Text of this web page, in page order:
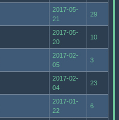
2017-05-
21
29
2017-05-
20
10
2017-02-
05
3
2017-02-
04
23
2017-01-
22
6